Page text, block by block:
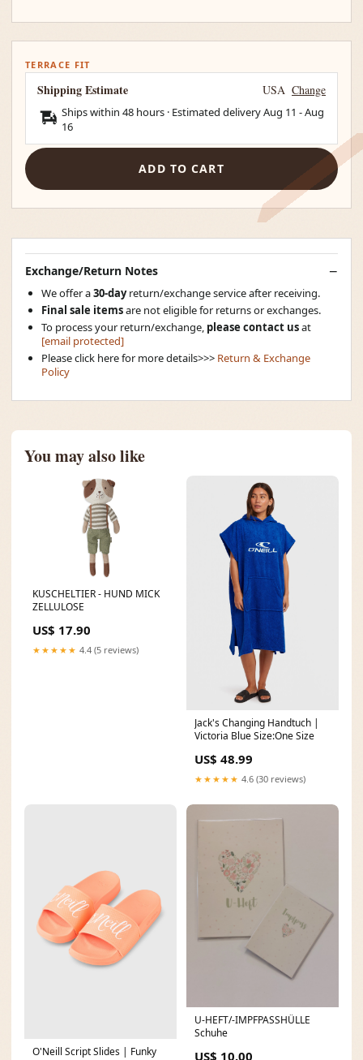
TERRACE FIT
Shipping Estimate USA Change
Ships within 48 hours · Estimated deliveryAug 11 -Aug
16
ADD TO CART
Exchange/Return Notes
We offer a30-dayreturn/exchange service after receiving.
Final sale itemsare not eligible for returns or exchanges.
To process your return/exchange, please contact usat
[email protected]
Please click here for more details>>> Return & Exchange
Policy
You may also like
KUSCHELTIER - HUND MICK
ZELLULOSE
US$ 17.90
★★★★★ 4.4 (5 reviews)
Jack's Changing Handtuch |
Victoria Blue Size:One Size
US$ 48.99
★★★★★ 4.6 (30 reviews)
O'Neill Script Slides | Funky
U-HEFT/-IMPFPASSHÜLLE
Schuhe
US$ 10.00